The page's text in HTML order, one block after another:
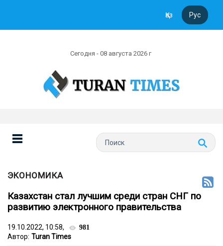
Қаз Рус
Сегодня - 08 августа 2026 г
ЭКОНОМИКА
Казахстан стал лучшим среди стран СНГ по
развитию электронного правительства
19.10.2022, 10:58, 981
Автор: Turan Times